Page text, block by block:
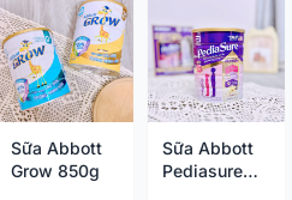
Sữa Abbott
Grow 850g
Sữa Abbott
Pediasure